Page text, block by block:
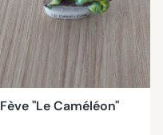
Fève "Le Caméléon"